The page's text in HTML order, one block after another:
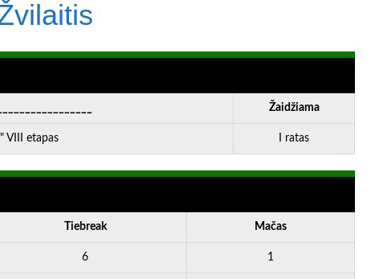
Žaidžiama
VIII etapas I ratas
Tiebreak Mačas
6 1